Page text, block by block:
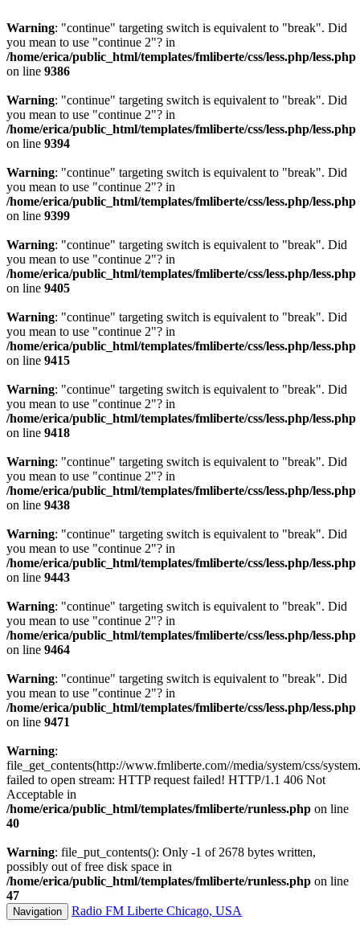
Warning: "continue" targeting switch is equivalent to "break". Did
you mean to use "continue 2"? in
/home/erica/public_html/templates/fmliberte/css/less.php/less.php
on line 9386
Warning: "continue" targeting switch is equivalent to "break". Did
you mean to use "continue 2"? in
/home/erica/public_html/templates/fmliberte/css/less.php/less.php
on line 9394
Warning: "continue" targeting switch is equivalent to "break". Did
you mean to use "continue 2"? in
/home/erica/public_html/templates/fmliberte/css/less.php/less.php
on line 9399
Warning: "continue" targeting switch is equivalent to "break". Did
you mean to use "continue 2"? in
/home/erica/public_html/templates/fmliberte/css/less.php/less.php
on line 9405
Warning: "continue" targeting switch is equivalent to "break". Did
you mean to use "continue 2"? in
/home/erica/public_html/templates/fmliberte/css/less.php/less.php
on line 9415
Warning: "continue" targeting switch is equivalent to "break". Did
you mean to use "continue 2"? in
/home/erica/public_html/templates/fmliberte/css/less.php/less.php
on line 9418
Warning: "continue" targeting switch is equivalent to "break". Did
you mean to use "continue 2"? in
/home/erica/public_html/templates/fmliberte/css/less.php/less.php
on line 9438
Warning: "continue" targeting switch is equivalent to "break". Did
you mean to use "continue 2"? in
/home/erica/public_html/templates/fmliberte/css/less.php/less.php
on line 9443
Warning: "continue" targeting switch is equivalent to "break". Did
you mean to use "continue 2"? in
/home/erica/public_html/templates/fmliberte/css/less.php/less.php
on line 9464
Warning: "continue" targeting switch is equivalent to "break". Did
you mean to use "continue 2"? in
/home/erica/public_html/templates/fmliberte/css/less.php/less.php
on line 9471
Warning:
file_get_contents(http://www.fmliberte.com//media/system/css/
failed to open stream: HTTP request failed! HTTP/1.1 406 Not
Acceptable in
/home/erica/public_html/templates/fmliberte/runless.php on line
40
Warning: file_put_contents(): Only -1 of 2678 bytes written,
possibly out of free disk space in
/home/erica/public_html/templates/fmliberte/runless.php on line
47
Navigation Radio FM Liberte Chicago, USA